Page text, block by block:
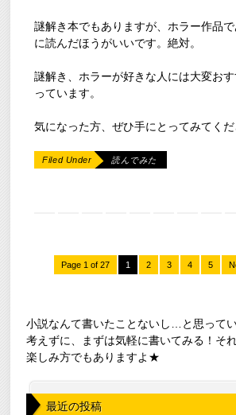
謎解き本でもありますが、ホラー作品
に読んだほうがいいです。絶対。
謎解き、ホラーが好きな人には大変お
っています。
気になった方、ぜひ手にとってみてくだ
Filed Under 読んでみた
Page 1 of 27 1 2 3 4 5
小説なんて書いたことないし…と思って
考えずに、まずは気軽に書いてみる！そ
楽しみ方でもありますよ★
最近の投稿